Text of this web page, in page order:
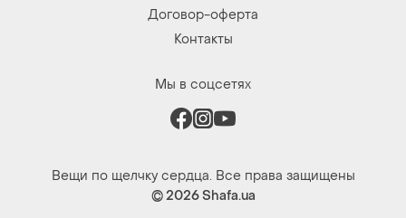
Договор-оферта
Контакты
Мы в соцсетях
Вещи по щелчку сердца. Все права защищены
© 2026Shafa.ua